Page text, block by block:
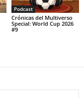
Podcast
Crónicas del Multiverso
Special: World Cup 2026
#9